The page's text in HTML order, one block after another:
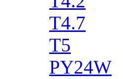
T4.7
T5
PY24W